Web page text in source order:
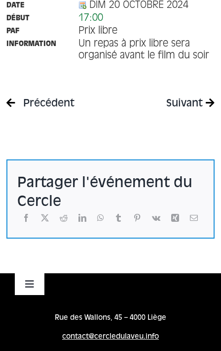
DATE DIM 20 OCTOBRE 2024
DÉBUT 17:00
PAF Prix libre
INFORMATION
Un repas à prix libre sera
organisé avant le film du soir
Précédent Suivant
Partager l'événement du
Cercle
Toggle
Rue des Wallons, 45 – 4000 Liège
contact@cercledulaveu.info